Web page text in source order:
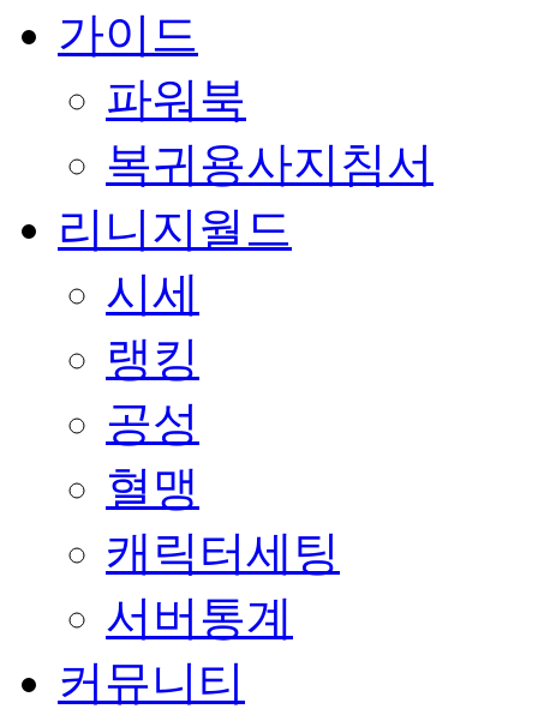
가이드
파워북
복귀용사지침서
리니지월드
시세
랭킹
공성
혈맹
캐릭터세팅
서버통계
커뮤니티